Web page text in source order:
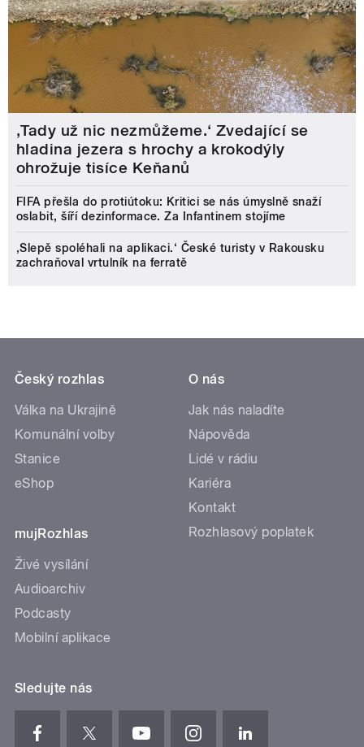
‚Tady už nic nezmůžeme.‘ Zvedající se
hladina jezera s hrochy a krokodýly
ohrožuje tisíce Keňanů
FIFA přešla do protiútoku: Kritici se nás úmyslně snaží
oslabit, šíří dezinformace. Za Infantinem stojíme
‚Slepě spoléhali na aplikaci.‘ České turisty v Rakousku
zachraňoval vrtulník na ferratě
Český rozhlas
Válka na Ukrajině
Komunální volby
Stanice
eShop
mujRozhlas
Živé vysílání
Audioarchiv
Podcasty
Mobilní aplikace
O nás
Jak nás naladíte
Nápověda
Lidé v rádiu
Kariéra
Kontakt
Rozhlasový poplatek
Sledujte nás